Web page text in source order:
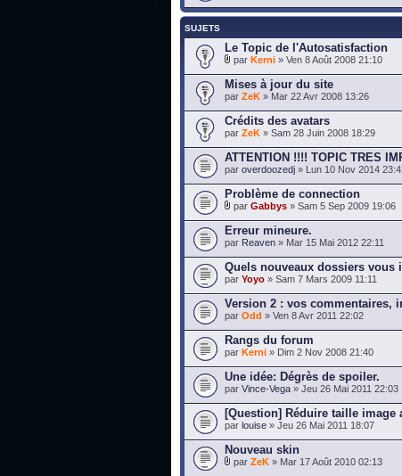
SUJETS
Le Topic de l'Autosatisfaction
par Kerni » Ven 8 Août 2008 21:10
Mises à jour du site
par ZeK » Mar 22 Avr 2008 13:26
Crédits des avatars
par ZeK » Sam 28 Juin 2008 18:29
ATTENTION !!!! TOPIC TRES
par overdoozedj » Lun 10 Nov 2014
Problème de connection
par Gabbys » Sam 5 Sep 2009 19:06
Erreur mineure.
par Reaven » Mar 15 Mai 2012 22:11
Quels nouveaux dossiers vous
par Yoyo » Sam 7 Mars 2009 11:11
Version 2 : vos commentaires,
par Odd » Ven 8 Avr 2011 22:02
Rangs du forum
par Kerni » Dim 2 Nov 2008 21:40
Une idée: Dégrès de spoiler.
par Vince-Vega » Jeu 26 Mai 2011 22:03
[Question] Réduire taille image
par louise » Jeu 26 Mai 2011 18:07
Nouveau skin
par ZeK » Mar 17 Août 2010 02:13